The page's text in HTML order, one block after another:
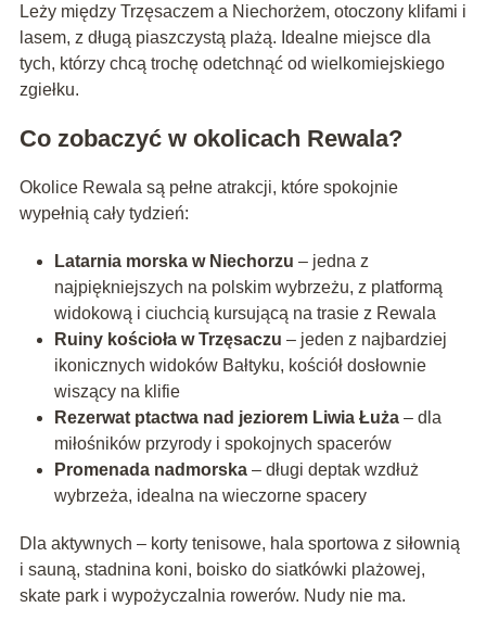
Leży między Trzęsaczem a Niechorżem, otoczony klifami i
lasem, z długą piaszczystą plażą. Idealne miejsce dla
tych, którzy chcą trochę odetchnąć od wielkomiejskiego
zgiełku.
Co zobaczyć w okolicach Rewala?
Okolice Rewala są pełne atrakcji, które spokojnie
wypełnią cały tydzień:
Latarnia morska w Niechorzu – jedna z
najpiękniejszych na polskim wybrzeżu, z platformą
widokową i ciuchcią kursującą na trasie z Rewala
Ruiny kościoła w Trzęsaczu – jeden z najbardziej
ikonicznych widoków Bałtyku, kościół dosłownie
wiszący na klifie
Rezerwat ptactwa nad jeziorem Liwia Łuża– dla
miłośników przyrody i spokojnych spacerów
Promenada nadmorska– długi deptak wzdłuż
wybrzeża, idealna na wieczorne spacery
Dla aktywnych – korty tenisowe, hala sportowa z siłownią
i sauną, stadnina koni, boisko do siatkówki plażowej,
skate park i wypożyczalnia rowerów. Nudy nie ma.